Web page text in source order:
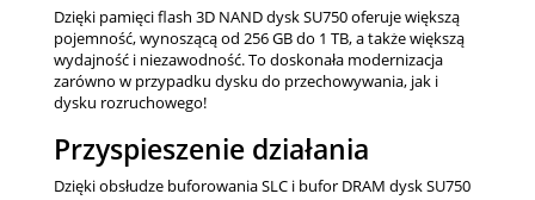
Dzięki pamięci flash 3D NAND dysk SU750 oferuje większą
pojemność, wynoszącą od 256 GB do 1 TB, a także większą
wydajność i niezawodność. To doskonała modernizacja
zarówno w przypadku dysku do przechowywania, jak i
dysku rozruchowego!
Przyspieszenie działania
Dzięki obsłudze buforowania SLC i bufor DRAM dysk SU750